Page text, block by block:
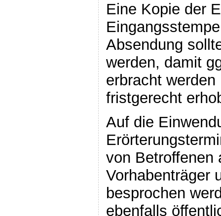
Eine Kopie der
Absendung
werden, damit
erbracht
fristgerecht
Auf die
von Betroffenen
Vorhabenträger
besprochen
ebenfalls